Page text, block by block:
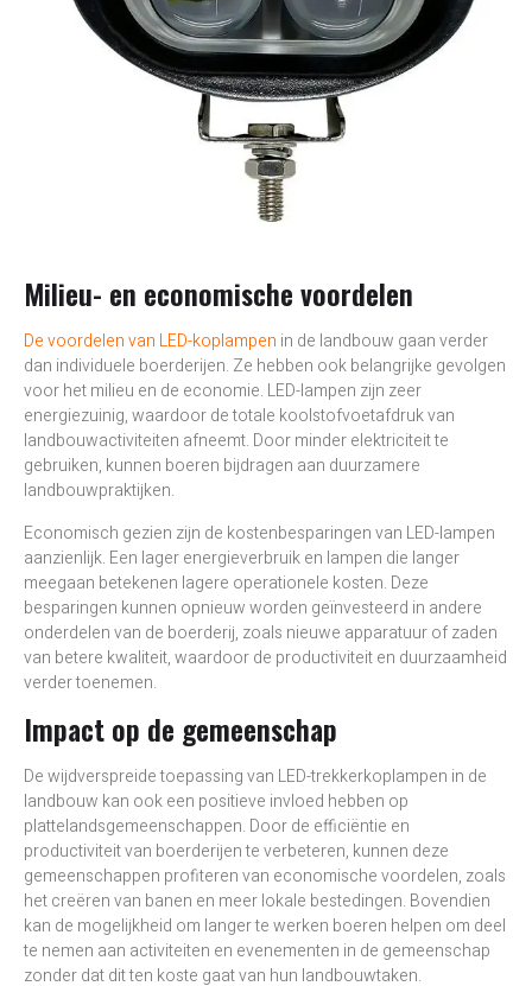
Milieu- en economische voordelen
De voordelen van LED-koplampen in de landbouw gaan verder
dan individuele boerderijen. Ze hebben ook belangrijke gevolgen
voor het milieu en de economie. LED-lampen zijn zeer
energiezuinig, waardoor de totale koolstofvoetafdruk van
landbouwactiviteiten afneemt. Door minder elektriciteit te
gebruiken, kunnen boeren bijdragen aan duurzamere
landbouwpraktijken.
Economisch gezien zijn de kostenbesparingen van LED-lampen
aanzienlijk. Een lager energieverbruik en lampen die langer
meegaan betekenen lagere operationele kosten. Deze
besparingen kunnen opnieuw worden geïnvesteerd in andere
onderdelen van de boerderij, zoals nieuwe apparatuur of zaden
van betere kwaliteit, waardoor de productiviteit en duurzaamheid
verder toenemen.
Impact op de gemeenschap
De wijdverspreide toepassing van LED-trekkerkoplampen in de
landbouw kan ook een positieve invloed hebben op
plattelandsgemeenschappen. Door de efficiëntie en
productiviteit van boerderijen te verbeteren, kunnen deze
gemeenschappen profiteren van economische voordelen, zoals
het creëren van banen en meer lokale bestedingen. Bovendien
kan de mogelijkheid om langer te werken boeren helpen om deel
te nemen aan activiteiten en evenementen in de gemeenschap
zonder dat dit ten koste gaat van hun landbouwtaken.